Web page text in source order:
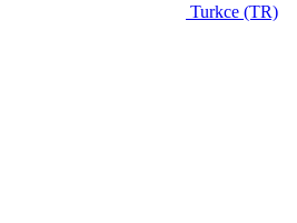
Turkce (TR)